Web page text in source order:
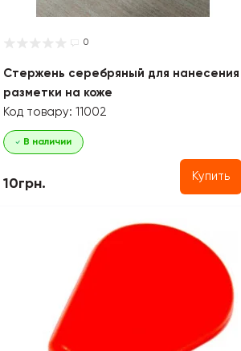
0
Стержень серебряный для нанесения
разметки на коже
Код товару: 11002
В наличии
10грн.
Купить